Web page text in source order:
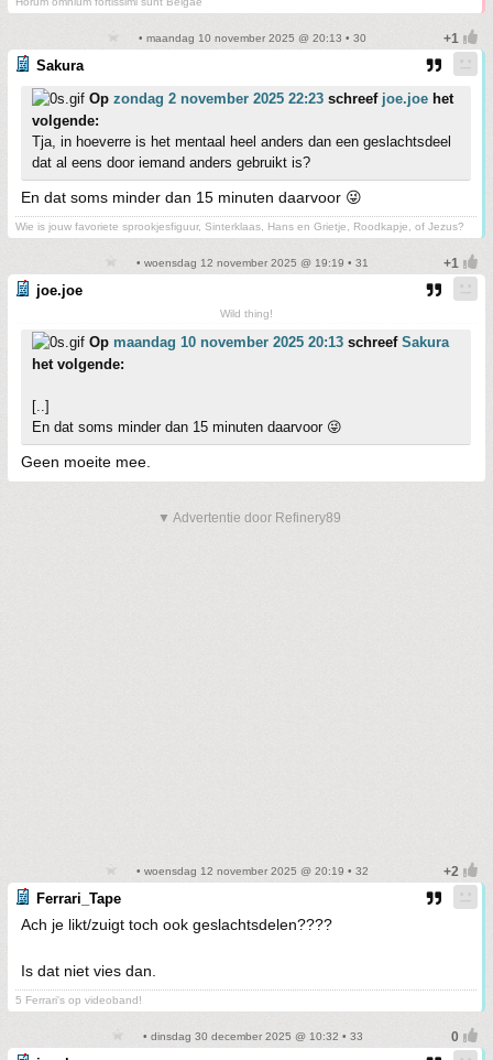
• maandag 10 november 2025 @ 20:13 • 30
Sakura
Op zondag 2 november 2025 22:23 schreef joe.joe het
volgende:
Tja, in hoeverre is het mentaal heel anders dan een geslachtsdeel
dat al eens door iemand anders gebruikt is?
En dat soms minder dan 15 minuten daarvoor 😜
Wie is jouw favoriete sprookjesfiguur, Sinterklaas, Hans en Grietje, Roodkapje, of Jezus?
• woensdag 12 november 2025 @ 19:19 • 31
joe.joe
Wild thing!
Op maandag 10 november 2025 20:13 schreef Sakura
het volgende:
[..]
En dat soms minder dan 15 minuten daarvoor 😜
Geen moeite mee.
▼ Advertentie door Refinery89
• woensdag 12 november 2025 @ 20:19 • 32
Ferrari_Tape
Ach je likt/zuigt toch ook geslachtsdelen????
Is dat niet vies dan.
5 Ferrari's op videoband!
• dinsdag 30 december 2025 @ 10:32 • 33